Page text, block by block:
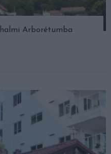
Arborétumba